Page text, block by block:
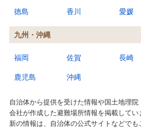
徳島 香川 愛媛
九州・沖縄
福岡 佐賀 長崎
鹿児島 沖縄
自治体から提供を受けた情報や国土地理
会社が作成した避難場所情報を掲載して
新の情報は、自治体の公式サイトなどで